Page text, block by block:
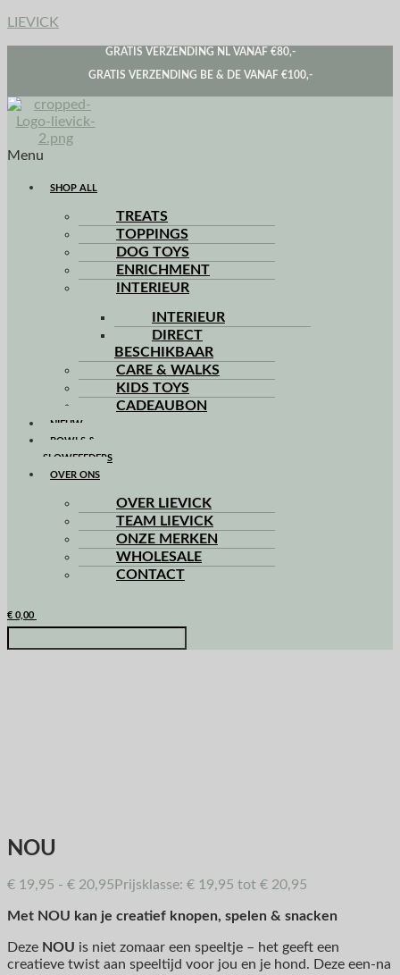
LIEVICK
GRATIS VERZENDING NL VANAF €80,-
GRATIS VERZENDING BE & DE VANAF €100,-
Menu
SHOP ALL
TREATS
TOPPINGS
DOG TOYS
ENRICHMENT
INTERIEUR
INTERIEUR
DIRECT
BESCHIKBAAR
CARE & WALKS
KIDS TOYS
CADEAUBON
NIEUW
BOWLS &
SLOWFEEDERS
OVER ONS
OVER LIEVICK
TEAM LIEVICK
ONZE MERKEN
WHOLESALE
CONTACT
€ 0,00
NOU
€ 19,95 - € 20,95 Prijsklasse: € 19,95 tot € 20,95
Met NOU kan je creatief knopen, spelen & snacken
Deze NOU is niet zomaar een speeltje – het geeft een
creatieve twist aan speeltijd voor jou en je hond. Deze een-na